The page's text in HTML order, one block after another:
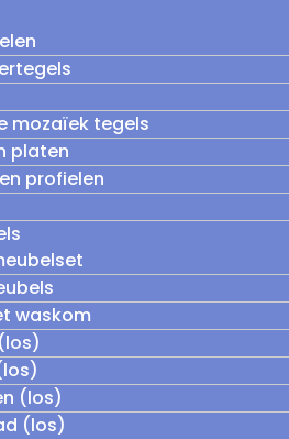
mozaïek tegels
platen
profielen
waskom
(los)
(los)